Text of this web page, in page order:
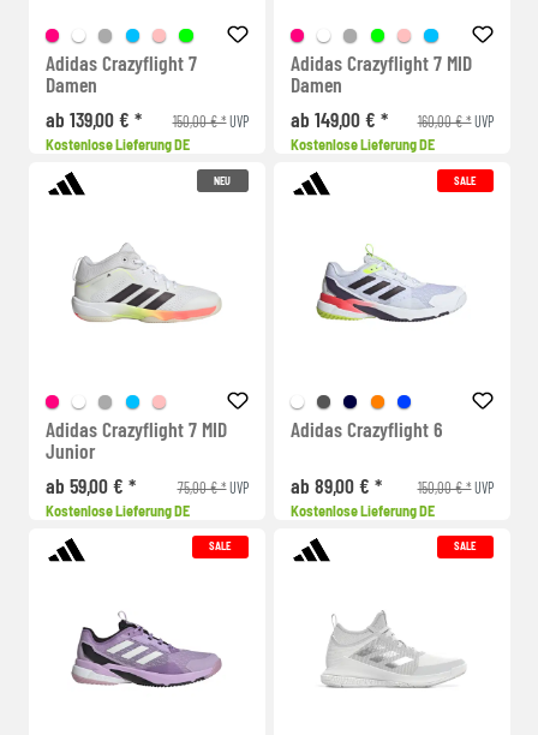
Adidas Crazyflight 7
Damen
ab 139,00 € *
150,00 € *UVP
Kostenlose Lieferung DE
Adidas Crazyflight 7 MID
Damen
ab 149,00 € *
160,00 € *UVP
Kostenlose Lieferung DE
NEU
Adidas Crazyflight 7 MID
Junior
ab 59,00 € *
75,00 € *UVP
Kostenlose Lieferung DE
SALE
Adidas Crazyflight 6
ab 89,00 € * 150,00 € *UVP
Kostenlose Lieferung DE
SALE SALE